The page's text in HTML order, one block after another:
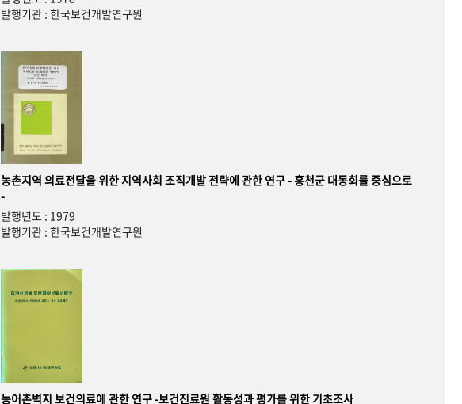
발행기관 : 한국보건개발연구원
농촌지역 의료전달을 위한 지역사회 조직개발 전략에 관한 연구 - 홍천군 대동회를 중심으로
-
발행년도 : 1979
발행기관 : 한국보건개발연구원
농어촌벽지 보건의료에 관한 연구 -보건진료원 활동성과 평가를 위한 기초조사